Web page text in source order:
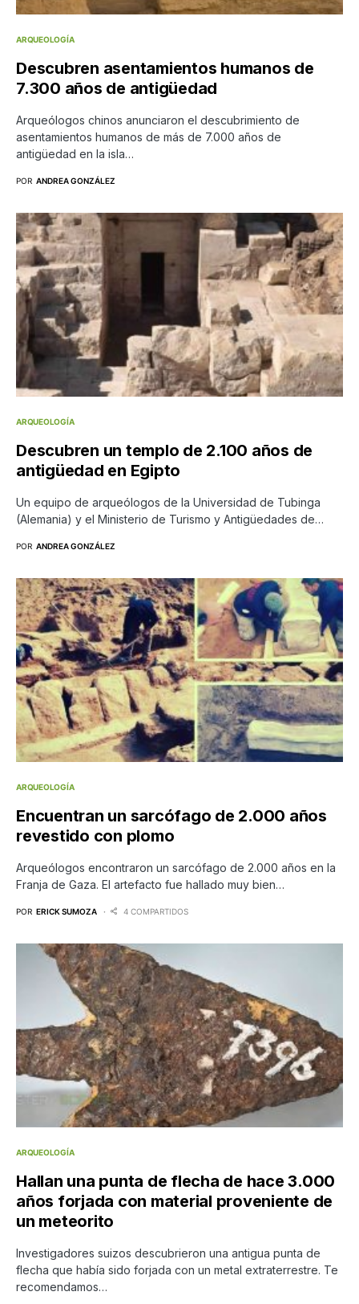
ARQUEOLOGÍA
Descubren asentamientos humanos de
7.300 años de antigüedad
Arqueólogos chinos anunciaron el descubrimiento de
asentamientos humanos de más de 7.000 años de
antigüedad en la isla…
POR ANDREA GONZÁLEZ
ARQUEOLOGÍA
Descubren un templo de 2.100 años de
antigüedad en Egipto
Un equipo de arqueólogos de la Universidad de Tubinga
(Alemania) y el Ministerio de Turismo y Antigüedades de…
POR ANDREA GONZÁLEZ
ARQUEOLOGÍA
Encuentran un sarcófago de 2.000 años
revestido con plomo
Arqueólogos encontraron un sarcófago de 2.000 años en la
Franja de Gaza. El artefacto fue hallado muy bien…
POR ERICK SUMOZA 4 COMPARTIDOS
ARQUEOLOGÍA
Hallan una punta de flecha de hace 3.000
años forjada con material proveniente de
un meteorito
Investigadores suizos descubrieron una antigua punta de
flecha que había sido forjada con un metal extraterrestre. Te
recomendamos…